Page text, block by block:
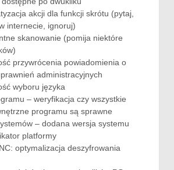
akcji dla funkcji skrótu (pytaj,
internecie, ignoruj)
skanowanie (pomija niektóre
przywrócenia powiadomienia o
administracyjnych
wyboru języka
– weryfikacja czy wszystkie
programu są sprawne
– dodana wersja systemu
platformy
optymalizacja deszyfrowania